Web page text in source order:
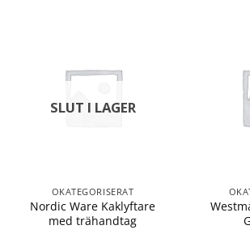
SLUT I LAGER
OKATEGORISERAT
Nordic Ware Kaklyftare
med trähandtag